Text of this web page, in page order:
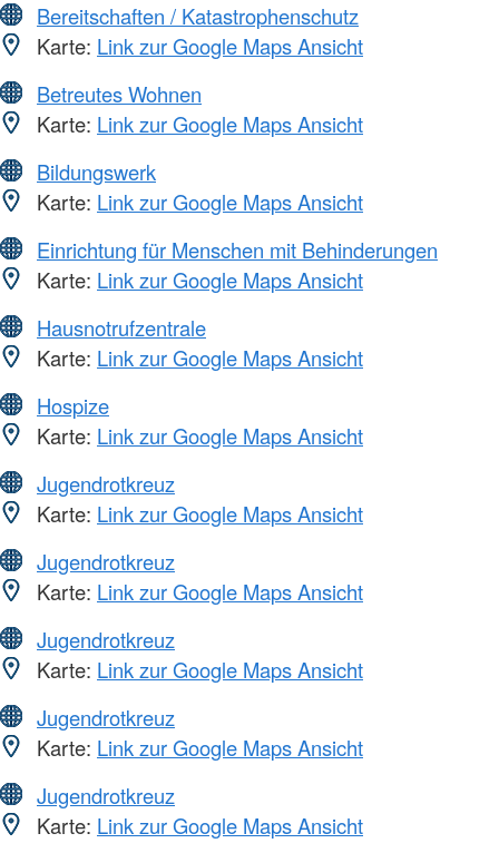
Bereitschaften / Katastrophenschutz
Karte: Link zur Google Maps Ansicht
Betreutes Wohnen
Karte: Link zur Google Maps Ansicht
Bildungswerk
Karte: Link zur Google Maps Ansicht
Einrichtung für Menschen mit Behinderungen
Karte: Link zur Google Maps Ansicht
Hausnotrufzentrale
Karte: Link zur Google Maps Ansicht
Hospize
Karte: Link zur Google Maps Ansicht
Jugendrotkreuz
Karte: Link zur Google Maps Ansicht
Jugendrotkreuz
Karte: Link zur Google Maps Ansicht
Jugendrotkreuz
Karte: Link zur Google Maps Ansicht
Jugendrotkreuz
Karte: Link zur Google Maps Ansicht
Jugendrotkreuz
Karte: Link zur Google Maps Ansicht